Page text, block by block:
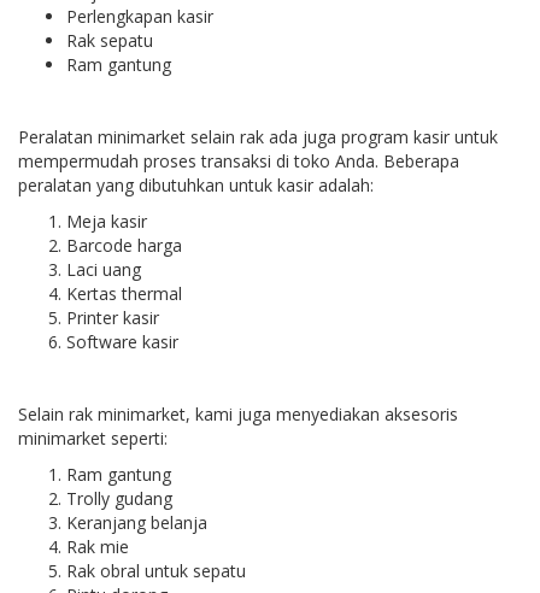
Perlengkapan kasir
Rak sepatu
Ram gantung
Peralatan minimarket selain rak ada juga program kasir untuk
mempermudah proses transaksi di toko Anda. Beberapa
peralatan yang dibutuhkan untuk kasir adalah:
Meja kasir
Barcode harga
Laci uang
Kertas thermal
Printer kasir
Software kasir
Selain rak minimarket, kami juga menyediakan aksesoris
minimarket seperti:
Ram gantung
Trolly gudang
Keranjang belanja
Rak mie
Rak obral untuk sepatu